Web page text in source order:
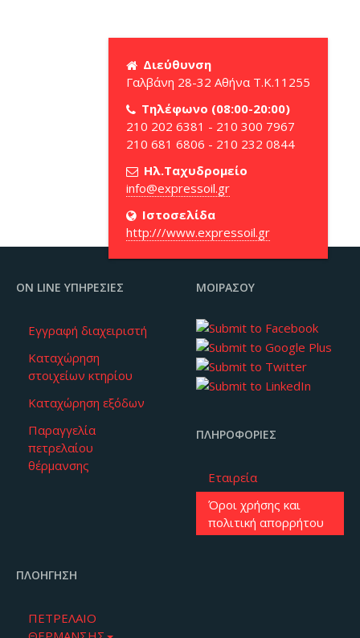
Διεύθυνση
Γαλβάνη 28-32 Αθήνα Τ.Κ.11255
Τηλέφωνο (08:00-20:00)
210 202 6381 - 210 300 7967
210 681 6806 - 210 232 0844
Ηλ.Ταχυδρομείο
Ιστοσελίδα
http:///www.expressoil.gr
ON LINE ΥΠΗΡΕΣΊΕΣ
Εγγραφή διαχειριστή
Καταχώρηση
στοιχείων κτηρίου
Καταχώρηση εξόδων
Παραγγελία
πετρελαίου
θέρμανσης
ΜΟΙΡΆΣΟΥ
ΠΛΗΡΟΦΟΡΊΕΣ
Εταιρεία
Όροι χρήσης και
πολιτική απορρήτου
ΠΛΟΉΓΗΣΗ
ΠΕΤΡΕΛΑΙΟ